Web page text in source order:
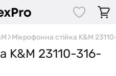
Мікрофонна стійка K&M
K&M 23110-316-